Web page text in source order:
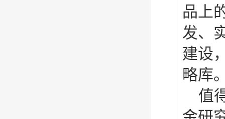
品上
发、
建设
略库
值